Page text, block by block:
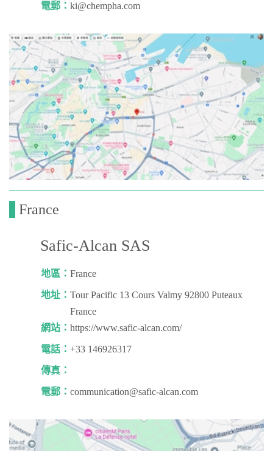
電郵：ki@chempha.com
France
Safic-Alcan SAS
地區：France
地址：Tour Pacific 13 Cours Valmy 92800 Puteaux
France
網站：https://www.safic-alcan.com/
電話：+33 146926317
傳真：
電郵：communication@safic-alcan.com